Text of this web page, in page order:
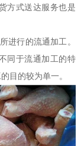
方式送达服务也是
进行的流通加工。
同于流通加工的特
目的较为单一。